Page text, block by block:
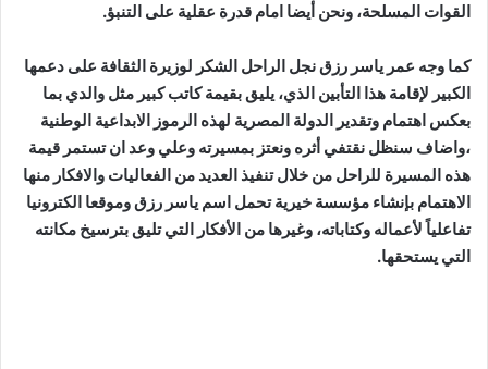
القوات المسلحة، ونحن أيضا امام قدرة عقلية على التنبؤ.
كما وجه عمر ياسر رزق نجل الراحل الشكر لوزيرة الثقافة على دعمها
الكبير لإقامة هذا التأبين الذي، يليق بقيمة كاتب كبير مثل والدي بما
بعكس اهتمام وتقدير الدولة المصرية لهذه الرموز الابداعية الوطنية
،واضاف سنظل نقتفي أثره ونعتز بمسيرته وعلي وعد ان تستمر قيمة
هذه المسيرة للراحل من خلال تنفيذ العديد من الفعاليات والافكار منها
الاهتمام بإنشاء مؤسسة خيرية تحمل اسم ياسر رزق وموقعا الكترونيا
تفاعلياً لأعماله وكتاباته، وغيرها من الأفكار التي تليق بترسيخ مكانته
التي يستحقها.